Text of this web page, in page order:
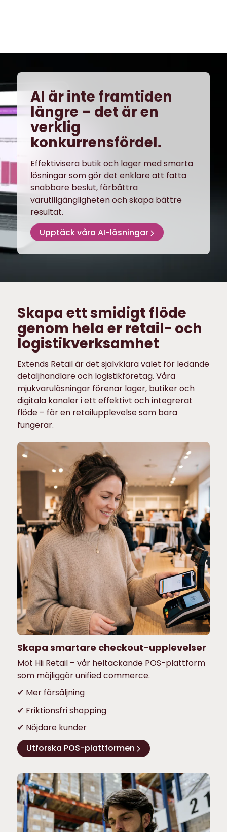
AI är inte framtiden
längre – det är en
verklig
konkurrensfördel.
Effektivisera butik och lager med smarta
lösningar som gör det enklare att fatta
snabbare beslut, förbättra
varutillgängligheten och skapa bättre
resultat.
Upptäck våra AI-lösningar
Skapa ett smidigt flöde
genom hela er retail- och
logistikverksamhet
Extends Retail är det självklara valet för ledande
detaljhandlare och logistikföretag. Våra
mjukvarulösningar förenar lager, butiker och
digitala kanaler i ett effektivt och integrerat
flöde – för en retailupplevelse som bara
fungerar.
Skapa smartare checkout-upplevelser
Möt Hii Retail – vår heltäckande POS-plattform
som möjliggör unified commerce.
✔ Mer försäljning
✔ Friktionsfri shopping
✔ Nöjdare kunder
Utforska POS-plattformen